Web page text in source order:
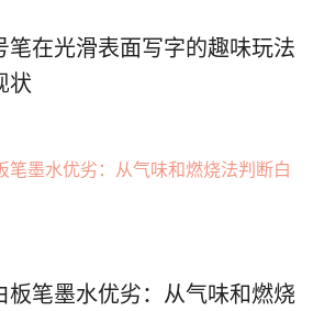
笔在光滑表面写字的趣味玩法
状
板笔墨水优劣：从气味和燃烧